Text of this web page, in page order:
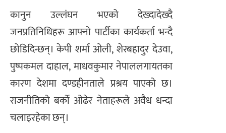
कानुन उल्लंघन भएको देख्दादेख्दै
जनप्रतिनिधिहरू आफ्नो पार्टीका कार्यकर्ता भन्दै
छोडिदिन्छन्। केपी शर्मा ओली, शेरबहादुर देउवा,
पुष्पकमल दाहाल, माधवकुमार नेपाललगायतका
कारण देशमा दण्डहीनताले प्रश्रय पाएको छ।
राजनीतिको बर्को ओढेर नेताहरूले अवैध धन्दा
चलाइरहेका छन्।